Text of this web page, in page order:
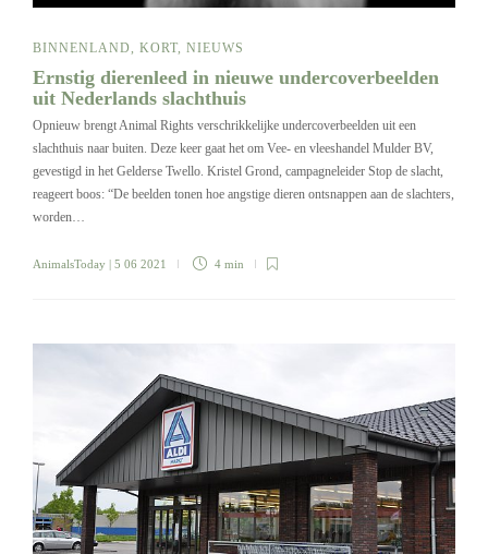
BINNENLAND, KORT, NIEUWS
Ernstig dierenleed in nieuwe undercoverbeelden
uit Nederlands slachthuis
Opnieuw brengt Animal Rights verschrikkelijke undercoverbeelden uit een
slachthuis naar buiten. Deze keer gaat het om Vee- en vleeshandel Mulder BV,
gevestigd in het Gelderse Twello. Kristel Grond, campagneleider Stop de slacht,
reageert boos: “De beelden tonen hoe angstige dieren ontsnappen aan de slachters,
worden…
AnimalsToday | 5 06 2021 4 min